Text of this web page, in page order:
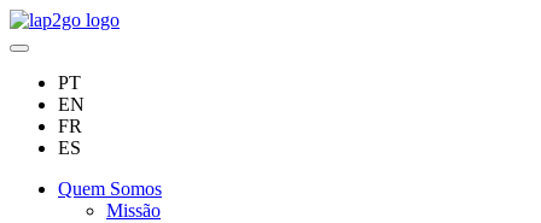
PT
EN
FR
ES
Quem Somos
Missão